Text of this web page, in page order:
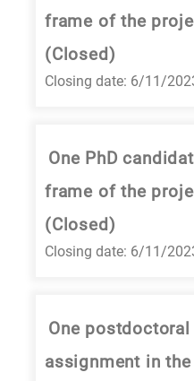
frame of the
(Closed)
Closing date: 6/11/
One PhD
frame of the
(Closed)
Closing date: 6/11/
One postdoctoral
assignment in